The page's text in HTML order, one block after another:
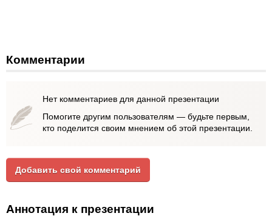
Комментарии
Нет комментариев для данной презентации
Помогите другим пользователям — будьте первым,
кто поделится своим мнением об этой презентации.
Добавить свой комментарий
Аннотация к презентации